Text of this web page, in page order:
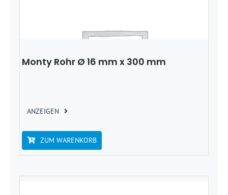
Monty Rohr Ø 16 mm x 300 mm
ANZEIGEN
ZUM WARENKORB